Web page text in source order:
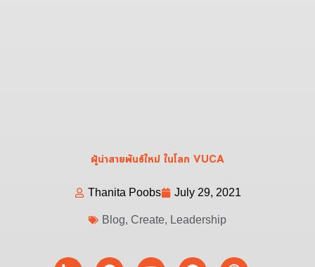
ผู้นำสายพันธ์ใหม่ ในโลก VUCA
Thanita Poobs July 29, 2021
Blog, Create, Leadership
Linkedin-FacebookYoutubeSpotifyPodcast